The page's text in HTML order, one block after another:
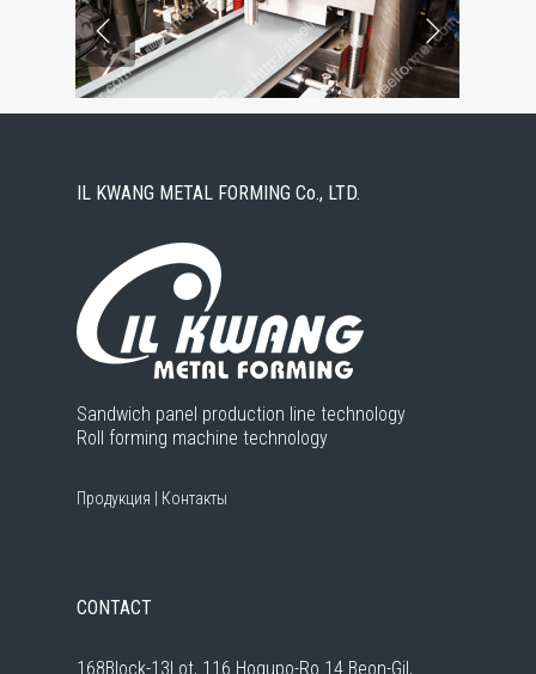
IL KWANG METAL FORMING Co., LTD.
Sandwich panel production line technology
Roll forming machine technology
Продукция Контакты
CONTACT
168Block-13Lot, 116 Hogupo-Ro 14 Beon-Gil,